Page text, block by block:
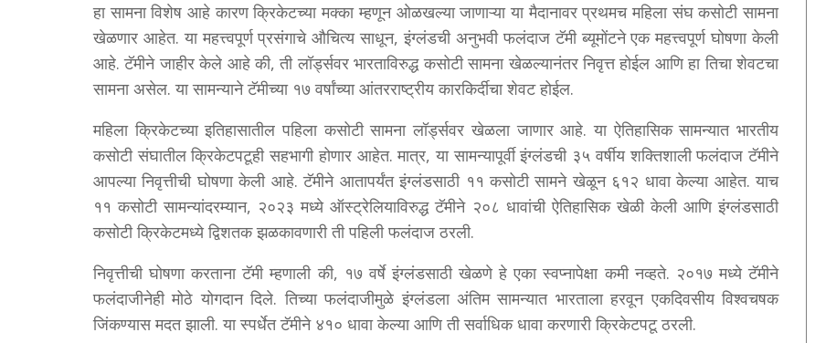
हा सामना विशेष आहे कारण क्रिकेटच्या मक्का म्हणून ओळखल्या जाणाऱ्या या मैदानावर प्रथमच महिला संघ कसोटी सामना
खेळणार आहेत. या महत्त्वपूर्ण प्रसंगाचे औचित्य साधून, इंग्लंडची अनुभवी फलंदाज टॅमी ब्यूमोंटने एक महत्त्वपूर्ण घोषणा केली
आहे. टॅमीने जाहीर केले आहे की, ती लॉर्ड्सवर भारताविरुद्ध कसोटी सामना खेळल्यानंतर निवृत्त होईल आणि हा तिचा शेवटचा
सामना असेल. या सामन्याने टॅमीच्या १७ वर्षांच्या आंतरराष्ट्रीय कारकिर्दीचा शेवट होईल.
महिला क्रिकेटच्या इतिहासातील पहिला कसोटी सामना लॉर्ड्सवर खेळला जाणार आहे. या ऐतिहासिक सामन्यात भारतीय
कसोटी संघातील क्रिकेटपटूही सहभागी होणार आहेत. मात्र, या सामन्यापूर्वी इंग्लंडची ३५ वर्षीय शक्तिशाली फलंदाज टॅमीने
आपल्या निवृत्तीची घोषणा केली आहे. टॅमीने आतापर्यंत इंग्लंडसाठी ११ कसोटी सामने खेळून ६१२ धावा केल्या आहेत. याच
११ कसोटी सामन्यांदरम्यान, २०२३ मध्ये ऑस्ट्रेलियाविरुद्ध टॅमीने २०८ धावांची ऐतिहासिक खेळी केली आणि इंग्लंडसाठी
कसोटी क्रिकेटमध्ये द्विशतक झळकावणारी ती पहिली फलंदाज ठरली.
निवृत्तीची घोषणा करताना टॅमी म्हणाली की, १७ वर्षे इंग्लंडसाठी खेळणे हे एका स्वप्नापेक्षा कमी नव्हते. २०१७ मध्ये टॅमीने
फलंदाजीनेही मोठे योगदान दिले. तिच्या फलंदाजीमुळे इंग्लंडला अंतिम सामन्यात भारताला हरवून एकदिवसीय विश्वचषक
जिंकण्यास मदत झाली. या स्पर्धेत टॅमीने ४१० धावा केल्या आणि ती सर्वाधिक धावा करणारी क्रिकेटपटू ठरली.